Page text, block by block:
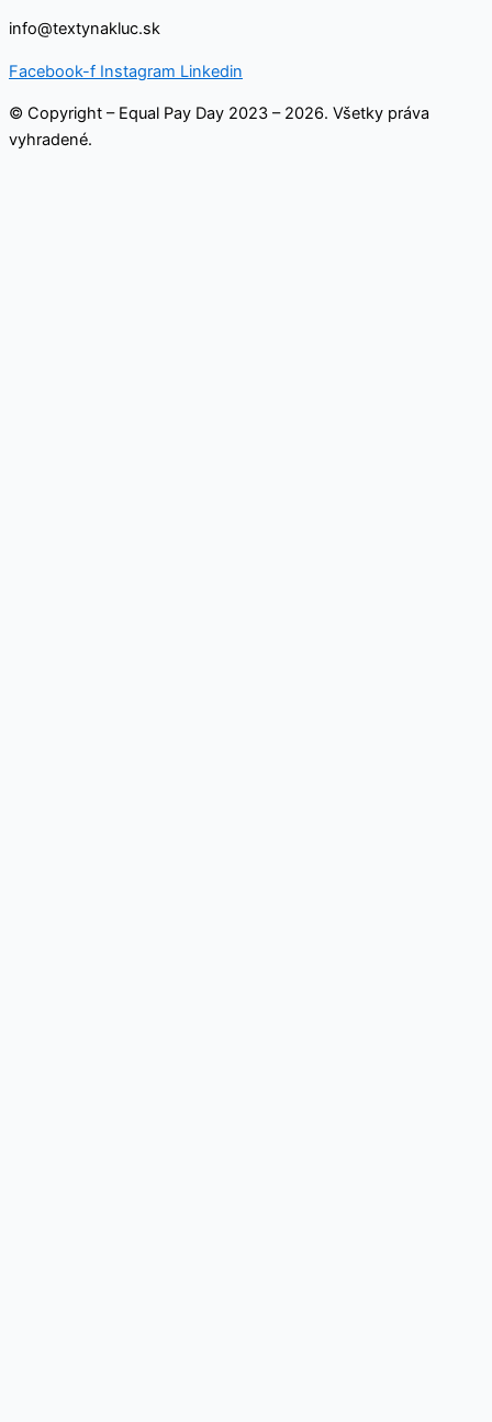
info@textynakluc.sk
Facebook-f Instagram Linkedin
© Copyright – Equal Pay Day 2023 – 2026. Všetky práva
vyhradené.